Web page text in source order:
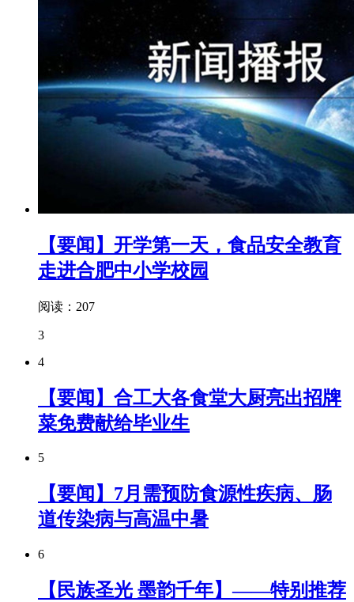
【要闻】开学第一天，食品安全教育
走进合肥中小学校园
阅读：207
3
4
【要闻】合工大各食堂大厨亮出招牌
菜免费献给毕业生
5
【要闻】7月需预防食源性疾病、肠
道传染病与高温中暑
6
【民族圣光 墨韵千年】——特别推荐